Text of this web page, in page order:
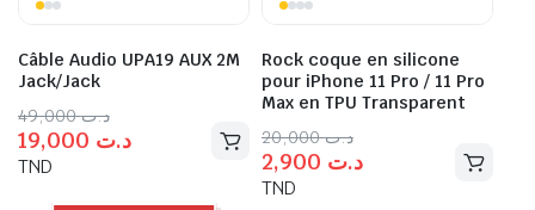
Câble Audio UPA19 AUX 2M
Jack/Jack
د.ت49,000
د.ت
TND
Rock coque en silicone
pour iPhone 11 Pro / 11 Pro
Max en TPU Transparent
د.ت20,000
د.ت
TND